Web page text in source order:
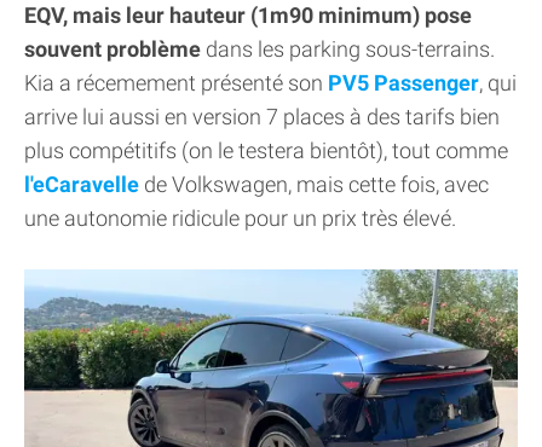
EQV, mais leur hauteur (1m90 minimum) pose
souvent problème dans les parking sous-terrains.
Kia a récemement présenté son PV5 Passenger, qui
arrive lui aussi en version 7 places à des tarifs bien
plus compétitifs (on le testera bientôt), tout comme
l'eCaravelle de Volkswagen, mais cette fois, avec
une autonomie ridicule pour un prix très élevé.